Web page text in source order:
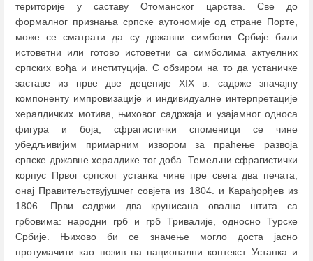
територије у саставу Отоманског царства. Све до
формалног признања српске аутономије од стране Порте,
може се сматрати да су државни симболи Србије били
истоветни или готово истоветни са симболима актуелних
српских вођа и институција. С обзиром на то да устаничке
заставе из прве две деценије XIX в. садрже значајну
компоненту импровизације и индивидуалне интерпретације
хералдичких мотива, њиховог садржаја и узајамног односа
фигура и боја, сфрагистички споменици се чине
убедљивијим примарним извором за праћење развоја
српске државне хералдике тог доба. Темељни сфрагистички
корпус Првог српског устанка чине пре свега два печата,
онај Правитељствујушчег совјета из 1804. и Карађорђев из
1806. Први садржи два крунисана овална штита са
грбовима: народни грб и грб Тривалије, односно Турске
Србије. Њихово би се значење могло доста јасно
протумачити као позив на национални контекст Устанка и